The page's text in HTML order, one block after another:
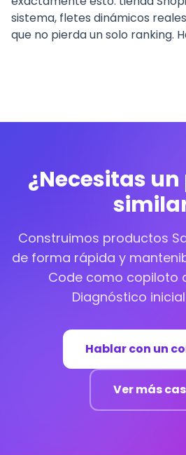
sistema, fletes dinámicos
que no pierda un solo ranking.
¿Necesitas
Construimos productos
de forma rápida y
Code como copiloto
Diagnóstico
Hablar con un
Ver más